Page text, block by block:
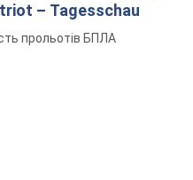
– Tagesschau
прольотів БПЛА